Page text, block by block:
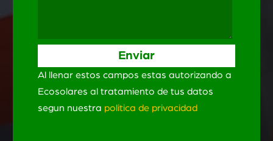
Al llenar estos campos estas autorizando a
Ecosolares al tratamiento de tus datos
segun nuestra politica de privacidad